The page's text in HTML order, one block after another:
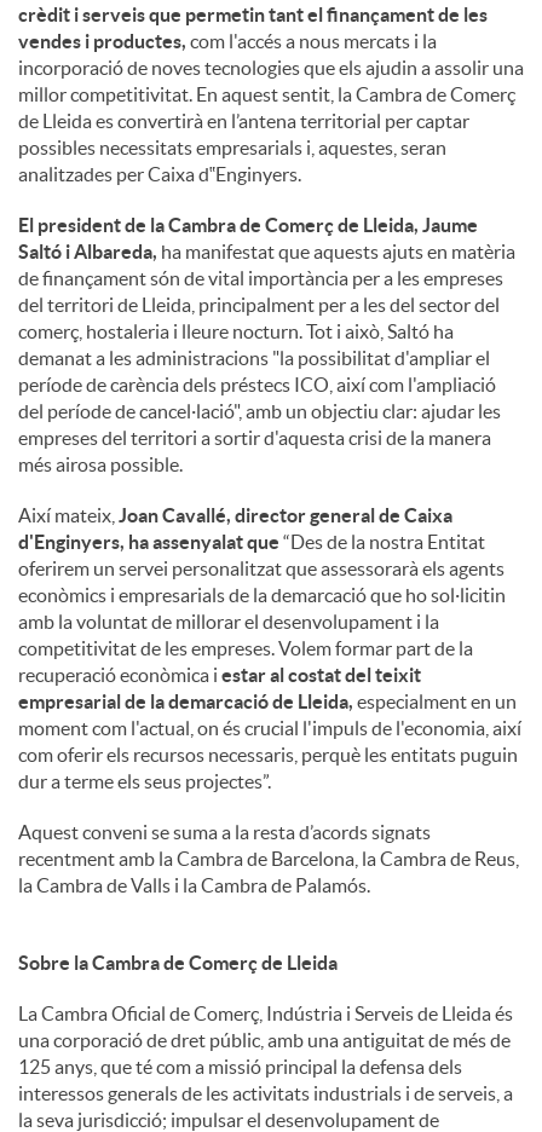
crèdit i serveis que permetin tant el finançament de les
vendes i productes, com l'accés a nous mercats i la
incorporació de noves tecnologies que els ajudin a assolir una
millor competitivitat. En aquest sentit, la Cambra de Comerç
de Lleida es convertirà en l’antena territorial per captar
possibles necessitats empresarials i, aquestes, seran
analitzades per Caixa d‟Enginyers.
El president de la Cambra de Comerç de Lleida, Jaume
Saltó i Albareda, ha manifestat que aquests ajuts en matèria
de finançament són de vital importància per a les empreses
del territori de Lleida, principalment per a les del sector del
comerç, hostaleria i lleure nocturn. Tot i això, Saltó ha
demanat a les administracions "la possibilitat d'ampliar el
període de carència dels préstecs ICO, així com l'ampliació
del període de cancel·lació", amb un objectiu clar: ajudar les
empreses del territori a sortir d'aquesta crisi de la manera
més airosa possible.
Així mateix, Joan Cavallé, director general de Caixa
d'Enginyers, ha assenyalat que “Des de la nostra Entitat
oferirem un servei personalitzat que assessorarà els agents
econòmics i empresarials de la demarcació que ho sol·licitin
amb la voluntat de millorar el desenvolupament i la
competitivitat de les empreses. Volem formar part de la
recuperació econòmica i estar al costat del teixit
empresarial de la demarcació de Lleida, especialment en un
moment com l'actual, on és crucial l'impuls de l'economia, així
com oferir els recursos necessaris, perquè les entitats puguin
dur a terme els seus projectes”.
Aquest conveni se suma a la resta d’acords signats
recentment amb la Cambra de Barcelona, la Cambra de Reus,
la Cambra de Valls i la Cambra de Palamós.
Sobre la Cambra de Comerç de Lleida
La Cambra Oficial de Comerç, Indústria i Serveis de Lleida és
una corporació de dret públic, amb una antiguitat de més de
125 anys, que té com a missió principal la defensa dels
interessos generals de les activitats industrials i de serveis, a
la seva jurisdicció; impulsar el desenvolupament de